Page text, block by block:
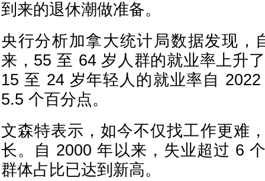
到来的退休潮做准备。
央行分析加拿大统计局数据发现，
来，55 至 64 岁人群的就业率上升
15 至 24 岁年轻人的就业率自
5.5 个百分点。
文森特表示，如今不仅找工作更难
长。自 2000 年以来，失业超过 6
群体占比已达到新高。